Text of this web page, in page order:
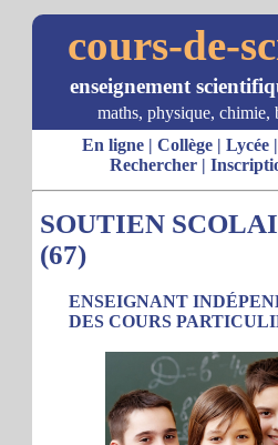
cours-de-
enseignement
maths, physique, chimie,
En ligne| Collège| Lycée|
Rechercher|
SOUTIEN
(67)
ENSEIGNANT
DES COURS